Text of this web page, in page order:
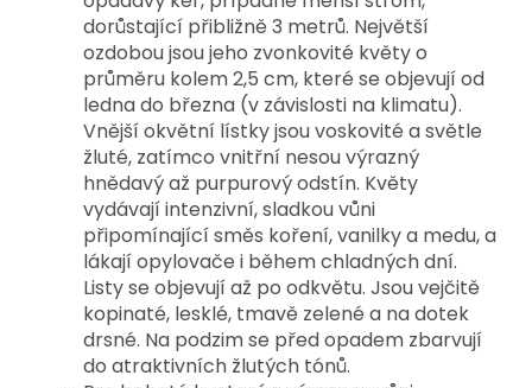
dorůstající přibližně 3 metrů. Největší
ozdobou jsou jeho zvonkovité květy o
průměru kolem 2,5 cm, které se objevují od
ledna do března (v závislosti na klimatu).
Vnější okvětní lístky jsou voskovité a světle
žluté, zatímco vnitřní nesou výrazný
hnědavý až purpurový odstín. Květy
vydávají intenzivní, sladkou vůni
připomínající směs koření, vanilky a medu, a
lákají opylovače i během chladných dní.
Listy se objevují až po odkvětu. Jsou vejčitě
kopinaté, lesklé, tmavě zelené a na dotek
drsné. Na podzim se před opadem zbarvují
do atraktivních žlutých tónů.